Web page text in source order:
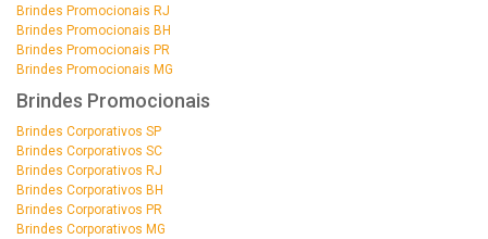
Brindes Promocionais RJ
Brindes Promocionais BH
Brindes Promocionais PR
Brindes Promocionais MG
Brindes Promocionais
Brindes Corporativos SP
Brindes Corporativos SC
Brindes Corporativos RJ
Brindes Corporativos BH
Brindes Corporativos PR
Brindes Corporativos MG